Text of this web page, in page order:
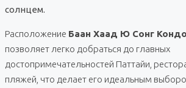
солнцем.
Расположение Баан Хаад Ю Сонг Кондо
позволяет легко добраться до главных
достопримечательностей Паттайи,
пляжей, что делает его идеальным